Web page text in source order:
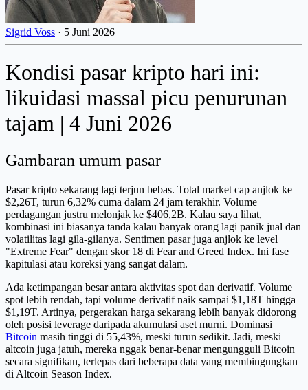
Sigrid Voss · 5 Juni 2026
Kondisi pasar kripto hari ini:
likuidasi massal picu penurunan
tajam | 4 Juni 2026
Gambaran umum pasar
Pasar kripto sekarang lagi terjun bebas. Total market cap anjlok ke
$2,26T, turun 6,32% cuma dalam 24 jam terakhir. Volume
perdagangan justru melonjak ke $406,2B. Kalau saya lihat,
kombinasi ini biasanya tanda kalau banyak orang lagi panik jual dan
volatilitas lagi gila-gilanya. Sentimen pasar juga anjlok ke level
"Extreme Fear" dengan skor 18 di Fear and Greed Index. Ini fase
kapitulasi atau koreksi yang sangat dalam.
Ada ketimpangan besar antara aktivitas spot dan derivatif. Volume
spot lebih rendah, tapi volume derivatif naik sampai $1,18T hingga
$1,19T. Artinya, pergerakan harga sekarang lebih banyak didorong
oleh posisi leverage daripada akumulasi aset murni. Dominasi
Bitcoin masih tinggi di 55,43%, meski turun sedikit. Jadi, meski
altcoin juga jatuh, mereka nggak benar-benar mengungguli Bitcoin
secara signifikan, terlepas dari beberapa data yang membingungkan
di Altcoin Season Index.